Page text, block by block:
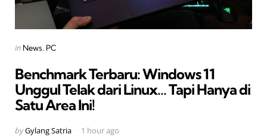
Categories
Posted
in News PC
Benchmark Terbaru: Windows 11
Unggul Telak dari Linux… Tapi Hanya di
Satu Area Ini!
Posted
byGylang Satria 1 hour ago